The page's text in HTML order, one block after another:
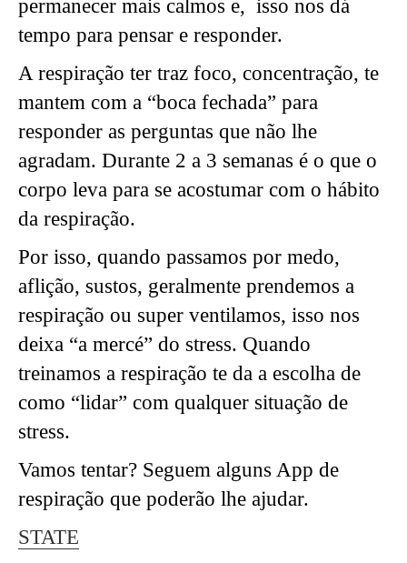
permanecer mais calmos e, isso nos dá
tempo para pensar e responder.
A respiração ter traz foco, concentração, te
mantem com a “boca fechada” para
responder as perguntas que não lhe
agradam. Durante 2 a 3 semanas é o que o
corpo leva para se acostumar com o hábito
da respiração.
Por isso, quando passamos por medo,
aflição, sustos, geralmente prendemos a
respiração ou super ventilamos, isso nos
deixa “a mercé” do stress. Quando
treinamos a respiração te da a escolha de
como “lidar” com qualquer situação de
stress.
Vamos tentar? Seguem alguns App de
respiração que poderão lhe ajudar.
STATE